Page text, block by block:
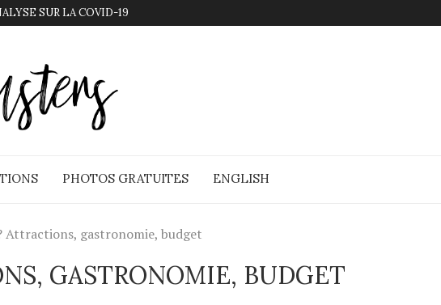
SUR LA COVID-19
PHOTOS GRATUITES ENGLISH
Attractions, gastronomie, budget
GASTRONOMIE, BUDGET